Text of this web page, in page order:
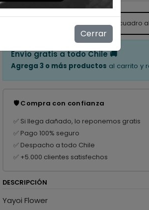
personas están viendo este cuadro
Envío gratis a todo Chile 🚚
Agrega 3 o más productos al carrito y
🛡️ Compra con confianza
✅ Si llega dañado, lo reponemos gratis
✅ Pago 100% seguro
✅ Despacho a todo Chile
✅ +5.000 clientes satisfechos
DESCRIPCIÓN
Yayoi Flower
Cerrar